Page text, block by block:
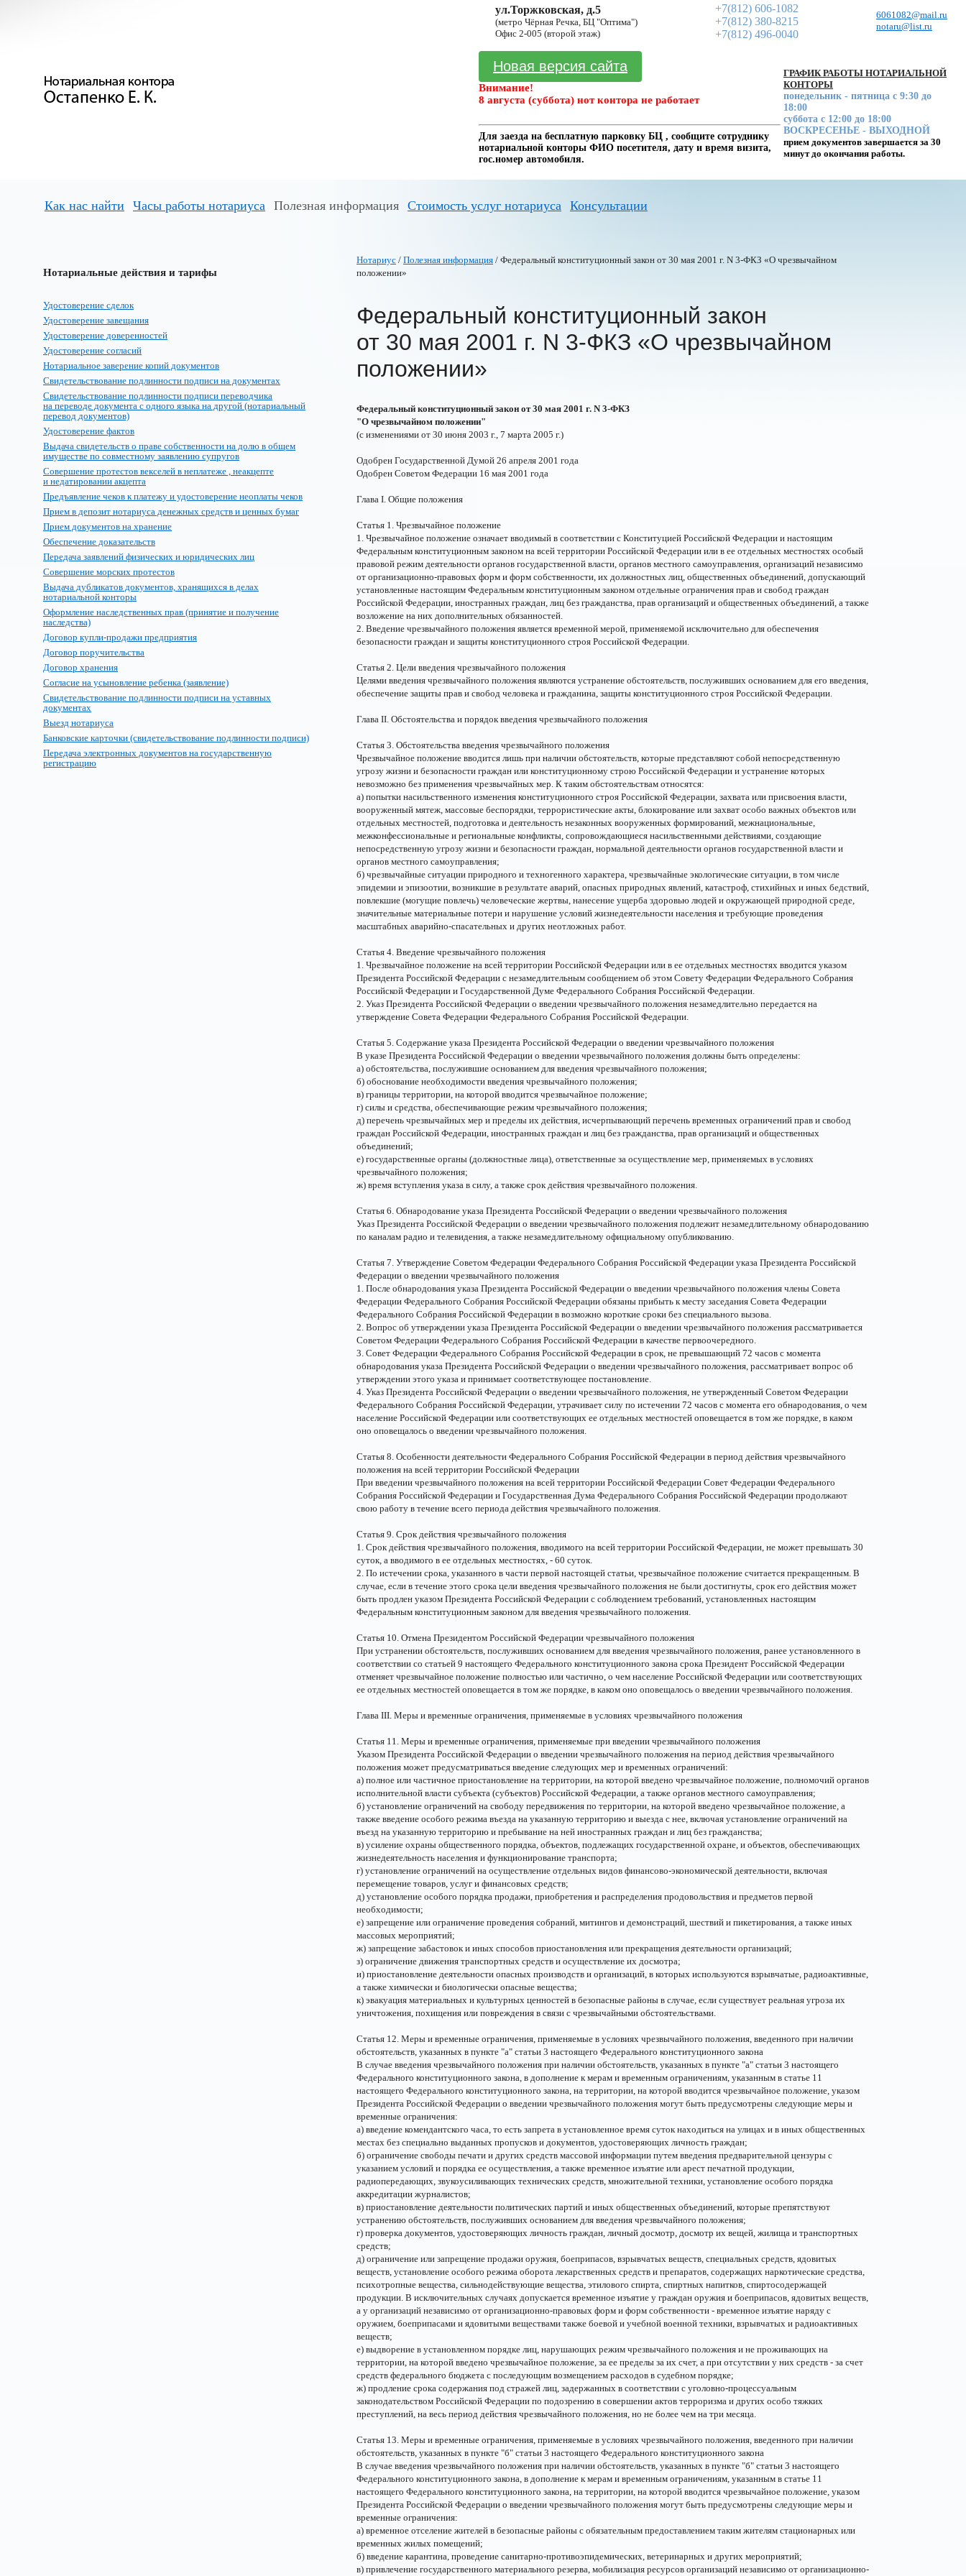
ул.Торжковская, д.5
(метро Чёрная Речка, БЦ "Оптима")
Офис 2-005 (второй этаж)
+7(812) 606-1082
+7(812) 380-8215
+7(812) 496-0040
6061082@mail.ru
notaru@list.ru
Новая версия сайта
Внимание!
8 августа (суббота) нот контора не работает
Для заезда на бесплатную парковку БЦ , сообщите сотруднику
нотариальной конторы ФИО посетителя, дату и время визита,
гос.номер автомобиля.
ГРАФИК РАБОТЫ НОТАРИАЛЬНОЙ
КОНТОРЫ
понедельник - пятница с 9:30 до
18:00
суббота с 12:00 до 18:00
ВОСКРЕСЕНЬЕ - ВЫХОДНОЙ
прием документов завершается за 30
минут до окончания работы.
Как нас найти Часы работы нотариуса Полезная информация Стоимость услуг нотариуса Консультации
Нотариальные действия и тарифы
Удостоверение сделок
Удостоверение завещания
Удостоверение доверенностей
Удостоверение согласий
Нотариальное заверение копий документов
Свидетельствование подлинности подписи на документах
Свидетельствование подлинности подписи переводчика
на переводе документа с одного языка на другой (нотариальный
перевод документов)
Удостоверение фактов
Выдача свидетельств о праве собственности на долю в общем
имуществе по совместному заявлению супругов
Совершение протестов векселей в неплатеже , неакцепте
и недатировании акцепта
Предъявление чеков к платежу и удостоверение неоплаты чеков
Прием в депозит нотариуса денежных средств и ценных бумаг
Прием документов на хранение
Обеспечение доказательств
Передача заявлений физических и юридических лиц
Совершение морских протестов
Выдача дубликатов документов, хранящихся в делах
нотариальной конторы
Оформление наследственных прав (принятие и получение
наследства)
Договор купли-продажи предприятия
Договор поручительства
Договор хранения
Согласие на усыновление ребенка (заявление)
Свидетельствование подлинности подписи на уставных
документах
Выезд нотариуса
Банковские карточки (свидетельствование подлинности подписи)
Передача электронных документов на государственную
регистрацию
Нотариус / Полезная информация / Федеральный конституционный закон от 30 мая 2001 г. N 3-ФКЗ «О чрезвычайном
положении»
Федеральный конституционный закон
от 30 мая 2001 г. N 3-ФКЗ «О чрезвычайном
положении»
Федеральный конституционный закон от 30 мая 2001 г. N 3-ФКЗ
"О чрезвычайном положении"
(с изменениями от 30 июня 2003 г., 7 марта 2005 г.)
Одобрен Государственной Думой 26 апреля 2001 года
Одобрен Советом Федерации 16 мая 2001 года
Глава I. Общие положения
Статья 1. Чрезвычайное положение
1. Чрезвычайное положение означает вводимый в соответствии с Конституцией Российской Федерации и настоящим
Федеральным конституционным законом на всей территории Российской Федерации или в ее отдельных местностях особый
правовой режим деятельности органов государственной власти, органов местного самоуправления, организаций независимо
от организационно-правовых форм и форм собственности, их должностных лиц, общественных объединений, допускающий
установленные настоящим Федеральным конституционным законом отдельные ограничения прав и свобод граждан
Российской Федерации, иностранных граждан, лиц без гражданства, прав организаций и общественных объединений, а также
возложение на них дополнительных обязанностей.
2. Введение чрезвычайного положения является временной мерой, применяемой исключительно для обеспечения
безопасности граждан и защиты конституционного строя Российской Федерации.
Статья 2. Цели введения чрезвычайного положения
Целями введения чрезвычайного положения являются устранение обстоятельств, послуживших основанием для его введения,
обеспечение защиты прав и свобод человека и гражданина, защиты конституционного строя Российской Федерации.
Глава II. Обстоятельства и порядок введения чрезвычайного положения
Статья 3. Обстоятельства введения чрезвычайного положения
Чрезвычайное положение вводится лишь при наличии обстоятельств, которые представляют собой непосредственную
угрозу жизни и безопасности граждан или конституционному строю Российской Федерации и устранение которых
невозможно без применения чрезвычайных мер. К таким обстоятельствам относятся:
а) попытки насильственного изменения конституционного строя Российской Федерации, захвата или присвоения власти,
вооруженный мятеж, массовые беспорядки, террористические акты, блокирование или захват особо важных объектов или
отдельных местностей, подготовка и деятельность незаконных вооруженных формирований, межнациональные,
межконфессиональные и региональные конфликты, сопровождающиеся насильственными действиями, создающие
непосредственную угрозу жизни и безопасности граждан, нормальной деятельности органов государственной власти и
органов местного самоуправления;
б) чрезвычайные ситуации природного и техногенного характера, чрезвычайные экологические ситуации, в том числе
эпидемии и эпизоотии, возникшие в результате аварий, опасных природных явлений, катастроф, стихийных и иных бедствий,
повлекшие (могущие повлечь) человеческие жертвы, нанесение ущерба здоровью людей и окружающей природной среде,
значительные материальные потери и нарушение условий жизнедеятельности населения и требующие проведения
масштабных аварийно-спасательных и других неотложных работ.
Статья 4. Введение чрезвычайного положения
1. Чрезвычайное положение на всей территории Российской Федерации или в ее отдельных местностях вводится указом
Президента Российской Федерации с незамедлительным сообщением об этом Совету Федерации Федерального Собрания
Российской Федерации и Государственной Думе Федерального Собрания Российской Федерации.
2. Указ Президента Российской Федерации о введении чрезвычайного положения незамедлительно передается на
утверждение Совета Федерации Федерального Собрания Российской Федерации.
Статья 5. Содержание указа Президента Российской Федерации о введении чрезвычайного положения
В указе Президента Российской Федерации о введении чрезвычайного положения должны быть определены:
а) обстоятельства, послужившие основанием для введения чрезвычайного положения;
б) обоснование необходимости введения чрезвычайного положения;
в) границы территории, на которой вводится чрезвычайное положение;
г) силы и средства, обеспечивающие режим чрезвычайного положения;
д) перечень чрезвычайных мер и пределы их действия, исчерпывающий перечень временных ограничений прав и свобод
граждан Российской Федерации, иностранных граждан и лиц без гражданства, прав организаций и общественных
объединений;
е) государственные органы (должностные лица), ответственные за осуществление мер, применяемых в условиях
чрезвычайного положения;
ж) время вступления указа в силу, а также срок действия чрезвычайного положения.
Статья 6. Обнародование указа Президента Российской Федерации о введении чрезвычайного положения
Указ Президента Российской Федерации о введении чрезвычайного положения подлежит незамедлительному обнародованию
по каналам радио и телевидения, а также незамедлительному официальному опубликованию.
Статья 7. Утверждение Советом Федерации Федерального Собрания Российской Федерации указа Президента Российской
Федерации о введении чрезвычайного положения
1. После обнародования указа Президента Российской Федерации о введении чрезвычайного положения члены Совета
Федерации Федерального Собрания Российской Федерации обязаны прибыть к месту заседания Совета Федерации
Федерального Собрания Российской Федерации в возможно короткие сроки без специального вызова.
2. Вопрос об утверждении указа Президента Российской Федерации о введении чрезвычайного положения рассматривается
Советом Федерации Федерального Собрания Российской Федерации в качестве первоочередного.
3. Совет Федерации Федерального Собрания Российской Федерации в срок, не превышающий 72 часов с момента
обнародования указа Президента Российской Федерации о введении чрезвычайного положения, рассматривает вопрос об
утверждении этого указа и принимает соответствующее постановление.
4. Указ Президента Российской Федерации о введении чрезвычайного положения, не утвержденный Советом Федерации
Федерального Собрания Российской Федерации, утрачивает силу по истечении 72 часов с момента его обнародования, о чем
население Российской Федерации или соответствующих ее отдельных местностей оповещается в том же порядке, в каком
оно оповещалось о введении чрезвычайного положения.
Статья 8. Особенности деятельности Федерального Собрания Российской Федерации в период действия чрезвычайного
положения на всей территории Российской Федерации
При введении чрезвычайного положения на всей территории Российской Федерации Совет Федерации Федерального
Собрания Российской Федерации и Государственная Дума Федерального Собрания Российской Федерации продолжают
свою работу в течение всего периода действия чрезвычайного положения.
Статья 9. Срок действия чрезвычайного положения
1. Срок действия чрезвычайного положения, вводимого на всей территории Российской Федерации, не может превышать 30
суток, а вводимого в ее отдельных местностях, - 60 суток.
2. По истечении срока, указанного в части первой настоящей статьи, чрезвычайное положение считается прекращенным. В
случае, если в течение этого срока цели введения чрезвычайного положения не были достигнуты, срок его действия может
быть продлен указом Президента Российской Федерации с соблюдением требований, установленных настоящим
Федеральным конституционным законом для введения чрезвычайного положения.
Статья 10. Отмена Президентом Российской Федерации чрезвычайного положения
При устранении обстоятельств, послуживших основанием для введения чрезвычайного положения, ранее установленного в
соответствии со статьей 9 настоящего Федерального конституционного закона срока Президент Российской Федерации
отменяет чрезвычайное положение полностью или частично, о чем население Российской Федерации или соответствующих
ее отдельных местностей оповещается в том же порядке, в каком оно оповещалось о введении чрезвычайного положения.
Глава III. Меры и временные ограничения, применяемые в условиях чрезвычайного положения
Статья 11. Меры и временные ограничения, применяемые при введении чрезвычайного положения
Указом Президента Российской Федерации о введении чрезвычайного положения на период действия чрезвычайного
положения может предусматриваться введение следующих мер и временных ограничений:
а) полное или частичное приостановление на территории, на которой введено чрезвычайное положение, полномочий органов
исполнительной власти субъекта (субъектов) Российской Федерации, а также органов местного самоуправления;
б) установление ограничений на свободу передвижения по территории, на которой введено чрезвычайное положение, а
также введение особого режима въезда на указанную территорию и выезда с нее, включая установление ограничений на
въезд на указанную территорию и пребывание на ней иностранных граждан и лиц без гражданства;
в) усиление охраны общественного порядка, объектов, подлежащих государственной охране, и объектов, обеспечивающих
жизнедеятельность населения и функционирование транспорта;
г) установление ограничений на осуществление отдельных видов финансово-экономической деятельности, включая
перемещение товаров, услуг и финансовых средств;
д) установление особого порядка продажи, приобретения и распределения продовольствия и предметов первой
необходимости;
е) запрещение или ограничение проведения собраний, митингов и демонстраций, шествий и пикетирования, а также иных
массовых мероприятий;
ж) запрещение забастовок и иных способов приостановления или прекращения деятельности организаций;
з) ограничение движения транспортных средств и осуществление их досмотра;
и) приостановление деятельности опасных производств и организаций, в которых используются взрывчатые, радиоактивные,
а также химически и биологически опасные вещества;
к) эвакуация материальных и культурных ценностей в безопасные районы в случае, если существует реальная угроза их
уничтожения, похищения или повреждения в связи с чрезвычайными обстоятельствами.
Статья 12. Меры и временные ограничения, применяемые в условиях чрезвычайного положения, введенного при наличии
обстоятельств, указанных в пункте "а" статьи 3 настоящего Федерального конституционного закона
В случае введения чрезвычайного положения при наличии обстоятельств, указанных в пункте "а" статьи 3 настоящего
Федерального конституционного закона, в дополнение к мерам и временным ограничениям, указанным в статье 11
настоящего Федерального конституционного закона, на территории, на которой вводится чрезвычайное положение, указом
Президента Российской Федерации о введении чрезвычайного положения могут быть предусмотрены следующие меры и
временные ограничения:
а) введение комендантского часа, то есть запрета в установленное время суток находиться на улицах и в иных общественных
местах без специально выданных пропусков и документов, удостоверяющих личность граждан;
б) ограничение свободы печати и других средств массовой информации путем введения предварительной цензуры с
указанием условий и порядка ее осуществления, а также временное изъятие или арест печатной продукции,
радиопередающих, звукоусиливающих технических средств, множительной техники, установление особого порядка
аккредитации журналистов;
в) приостановление деятельности политических партий и иных общественных объединений, которые препятствуют
устранению обстоятельств, послуживших основанием для введения чрезвычайного положения;
г) проверка документов, удостоверяющих личность граждан, личный досмотр, досмотр их вещей, жилища и транспортных
средств;
д) ограничение или запрещение продажи оружия, боеприпасов, взрывчатых веществ, специальных средств, ядовитых
веществ, установление особого режима оборота лекарственных средств и препаратов, содержащих наркотические средства,
психотропные вещества, сильнодействующие вещества, этилового спирта, спиртных напитков, спиртосодержащей
продукции. В исключительных случаях допускается временное изъятие у граждан оружия и боеприпасов, ядовитых веществ,
а у организаций независимо от организационно-правовых форм и форм собственности - временное изъятие наряду с
оружием, боеприпасами и ядовитыми веществами также боевой и учебной военной техники, взрывчатых и радиоактивных
веществ;
е) выдворение в установленном порядке лиц, нарушающих режим чрезвычайного положения и не проживающих на
территории, на которой введено чрезвычайное положение, за ее пределы за их счет, а при отсутствии у них средств - за счет
средств федерального бюджета с последующим возмещением расходов в судебном порядке;
ж) продление срока содержания под стражей лиц, задержанных в соответствии с уголовно-процессуальным
законодательством Российской Федерации по подозрению в совершении актов терроризма и других особо тяжких
преступлений, на весь период действия чрезвычайного положения, но не более чем на три месяца.
Статья 13. Меры и временные ограничения, применяемые в условиях чрезвычайного положения, введенного при наличии
обстоятельств, указанных в пункте "б" статьи 3 настоящего Федерального конституционного закона
В случае введения чрезвычайного положения при наличии обстоятельств, указанных в пункте "б" статьи 3 настоящего
Федерального конституционного закона, в дополнение к мерам и временным ограничениям, указанным в статье 11
настоящего Федерального конституционного закона, на территории, на которой вводится чрезвычайное положение, указом
Президента Российской Федерации о введении чрезвычайного положения могут быть предусмотрены следующие меры и
временные ограничения:
а) временное отселение жителей в безопасные районы с обязательным предоставлением таким жителям стационарных или
временных жилых помещений;
б) введение карантина, проведение санитарно-противоэпидемических, ветеринарных и других мероприятий;
в) привлечение государственного материального резерва, мобилизация ресурсов организаций независимо от организационно-